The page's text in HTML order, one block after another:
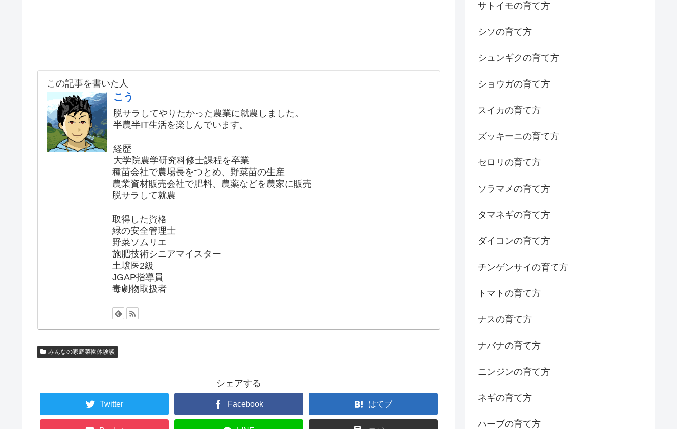
この記事を書いた人
こう
脱サラしてやりたかった農業に就農しました。
半農半IT生活を楽しんでいます。
経歴
大学院農学研究科修士課程を卒業
種苗会社で農場長をつとめ、野菜苗の生産
農業資材販売会社で肥料、農薬などを農家に販売
脱サラして就農
取得した資格
緑の安全管理士
野菜ソムリエ
施肥技術シニアマイスター
土壌医2級
JGAP指導員
毒劇物取扱者
みんなの家庭菜園体験談
シェアする
Twitter Facebook はてブ
サトイモの育て方
シソの育て方
シュンギクの育て方
ショウガの育て方
スイカの育て方
ズッキーニの育て方
セロリの育て方
ソラマメの育て方
タマネギの育て方
ダイコンの育て方
チンゲンサイの育て方
トマトの育て方
ナスの育て方
ナバナの育て方
ニンジンの育て方
ネギの育て方
ハーブの育て方